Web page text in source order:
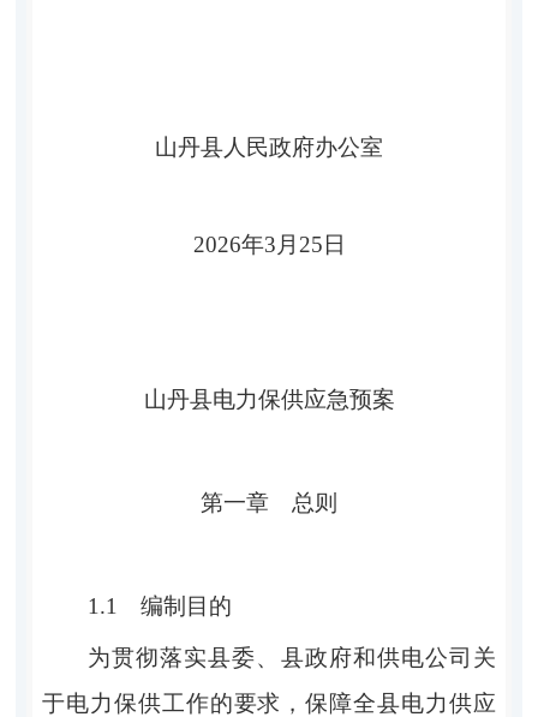
山丹县人民政府办公室
2026年3 月 25日
山丹县电力保供应急预案
第一章 总则
1.1 编制目的
为贯彻落实县委、 县政府和供电公司关
于电力保供工作的要求，保障全县电力供应